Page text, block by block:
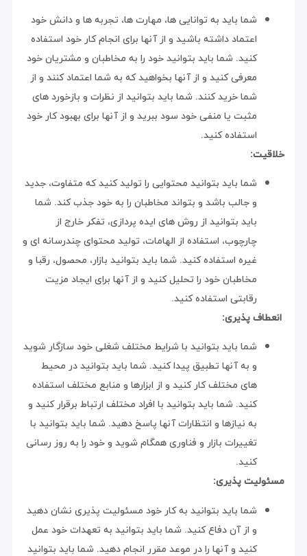
شما باید به توانایی ها، مهارت ها، تجربه ها و دانش خود
اعتماد داشته باشید و از آنها برای انجام کار خود استفاده
کنید. شما باید بتوانید خود را به مخاطبان و مشتریان خود
معرفی کنید و از آنها بخواهید که به شما اعتماد کنند و از
شما خرید کنند. شما باید بتوانید از نظرات و بازخورد های
مثبت یا منفی خود سود ببرید و از آنها برای بهبود کار خود
استفاده کنید.
خلاقیت:
شما باید بتوانید محتوایی را تولید کنید که متفاوت، جدید
و جالب باشد و بتواند مخاطبان را به خود جذب کند. شما
باید بتوانید از روش های ایده پردازی، تفکر خارج از
چارچوب، استفاده از الهامات، تولید محتوای چندرسانه ای و
غیره استفاده کنید. شما باید بتوانید بازار، محصول، رقبا و
مخاطبان خود را تحلیل کنید و از آنها برای ایجاد مزیت
رقابتی استفاده کنید.
انعطاف پذیری:
شما باید بتوانید با شرایط مختلف شغلی خود سازگار شوید
و به آنها تطبیق پیدا کنید. شما باید بتوانید در محیط
های مختلف کار کنید و از ابزارها و منابع مختلف استفاده
کنید. شما باید بتوانید با افراد مختلف ارتباط برقرار کنید و
به نیازها و انتظارات آنها پاسخ دهید. شما باید بتوانید با
تغییرات بازار و فناوری همگام شوید و خود را به روز رسانی
کنید.
مسئولیت پذیری:
شما باید بتوانید به کار خود مسئولیت پذیری نشان دهید
و از آن دفاع کنید. شما باید بتوانید به تعهدات خود عمل
کنید و آنها را در موعد مقرر انجام دهید. شما باید بتوانید